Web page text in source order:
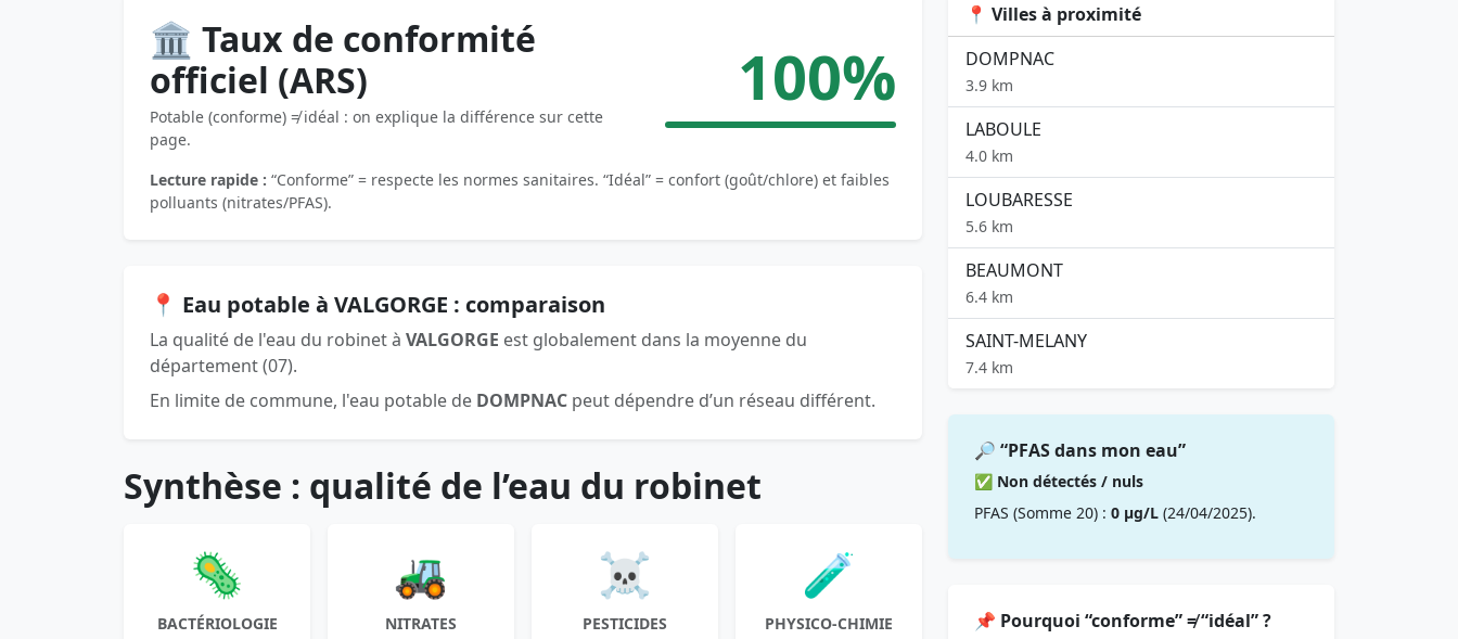
🏛️ Taux de conformité
officiel (ARS)
Potable (conforme) ≠ idéal : on explique la différence sur cette
page.
100%
Lecture rapide : “Conforme” = respecte les normes sanitaires. “Idéal” = confort (goût/chlore) et faibles
polluants (nitrates/PFAS).
📍 Eau potable à VALGORGE : comparaison
La qualité de l'eau du robinet à VALGORGE est globalement dans la moyenne du
département (07).
En limite de commune, l'eau potable de DOMPNAC peut dépendre d’un réseau différent.
Synthèse : qualité de l’eau du robinet
🦠
BACTÉRIOLOGIE
🚜
NITRATES
☠️
PESTICIDES
🧪
PHYSICO-CHIMIE
📍 Villes à proximité
DOMPNAC
3.9 km
LABOULE
4.0 km
LOUBARESSE
5.6 km
BEAUMONT
6.4 km
SAINT-MELANY
7.4 km
🔎 “PFAS dans mon eau”
✅ Non détectés / nuls
PFAS (Somme 20) : 0 µg/L (24/04/2025).
📌 Pourquoi “conforme” ≠ “idéal” ?